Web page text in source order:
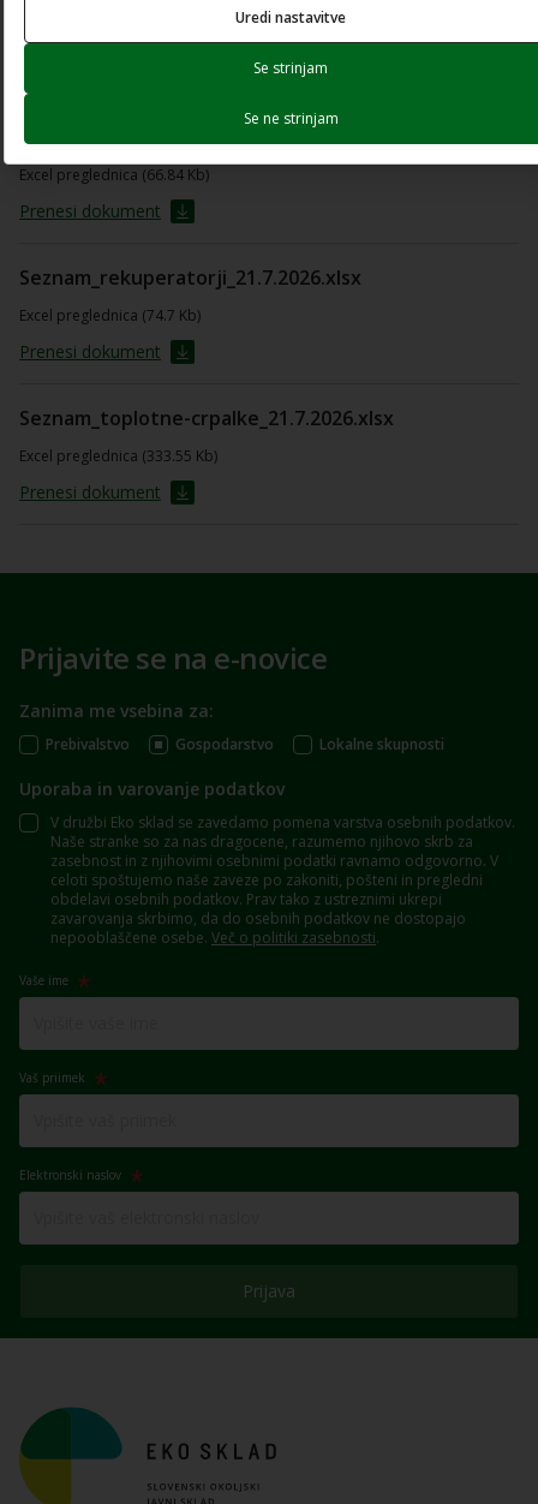
Odpri dokument
Seznam_kurilne-naprave_22.6.2026.xlsx
Excel preglednica (66.84 Kb)
Prenesi dokument
Seznam_rekuperatorji_21.7.2026.xlsx
Excel preglednica (74.7 Kb)
Prenesi dokument
Seznam_toplotne-crpalke_21.7.2026.xlsx
Excel preglednica (333.55 Kb)
Prenesi dokument
Prijavite se na e-novice
Zanima me vsebina za:
Prebivalstvo Gospodarstvo Lokalne skupnosti
Uporaba in varovanje podatkov
V družbi Eko sklad se zavedamo pomena varstva osebnih podatkov.
Naše stranke so za nas dragocene, razumemo njihovo skrb za
zasebnost in z njihovimi osebnimi podatki ravnamo odgovorno. V
celoti spoštujemo naše zaveze po zakoniti, pošteni in pregledni
obdelavi osebnih podatkov. Prav tako z ustreznimi ukrepi
zavarovanja skrbimo, da do osebnih podatkov ne dostopajo
nepooblaščene osebe. Več o politiki zasebnosti.
Vaše ime
Vaš priimek
Elektronski naslov
Prijava
Uredi nastavitve
Se strinjam
Se ne strinjam